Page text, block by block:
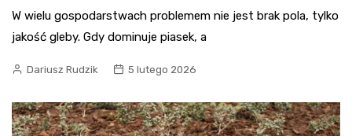
W wielu gospodarstwach problemem nie jest brak pola, tylko
jakość gleby. Gdy dominuje piasek, a
Dariusz Rudzik 5 lutego 2026